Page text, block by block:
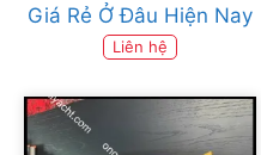
Giá Rẻ Ở Đâu Hiện Nay
Liên hệ